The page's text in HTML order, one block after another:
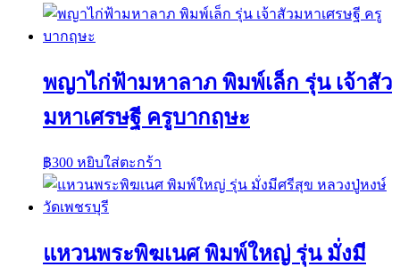
พญาไก่ฟ้ามหาลาภ พิมพ์เล็ก รุ่น เจ้าสัว
มหาเศรษฐี ครูบากฤษะ
฿300 หยิบใส่ตะกร้า
แหวนพระพิฆเนศ พิมพ์ใหญ่ รุ่น มั่งมี